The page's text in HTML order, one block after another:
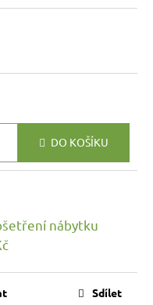
DO KOŠÍKU
nábytku
Sdílet